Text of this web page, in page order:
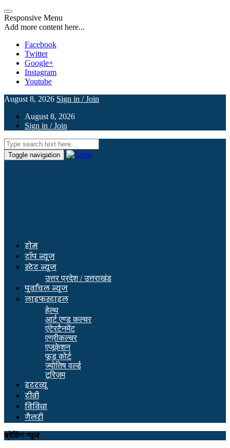
Responsive Menu
Add more content here...
Facebook
Twitter
Google+
Instagram
Youtube
August 8, 2026 Sign in / Join
August 8, 2026
Sign in / Join
Toggle navigation
होम
टॉप न्यूज
स्टेट न्यूज
उत्तर प्रदेश / उत्तराखंड
पूर्वांचल न्यूज
लाइफस्टाइल
हेल्थ
आर्ट एण्ड कल्चर
एंटेरटैनमेंट
एग्रीकल्चर
एजूकेशन
फूड कोर्ट
ज्योतिष वर्ल्ड
टूरिज़म
इंटरव्यू
टीवी
विविधा
गैलरी
ब्रेकिंग न्यूज